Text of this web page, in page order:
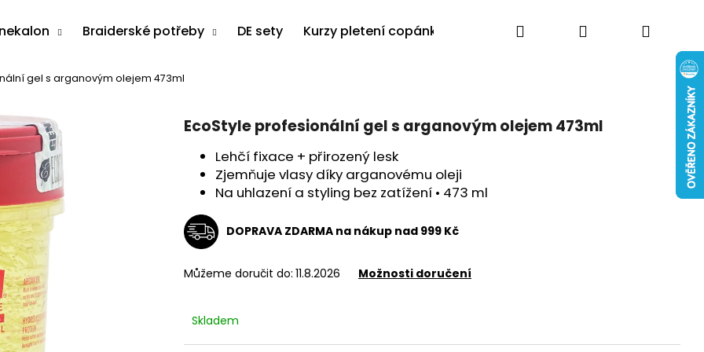
Braiderské potřeby DE sety Kurzy pletení copánků Výprodej Poradna Blog
Hledat Přihlášení
košík
gel s arganovým olejem 473ml
EcoStyle profesionální gel s arganovým olejem 473ml
Lehčí fixace + přirozený lesk
Zjemňuje vlasy díky arganovému oleji
Na uhlazení a styling bez zatížení • 473 ml
DOPRAVA ZDARMA na nákup nad 999 Kč
Můžeme doručit do: 11.8.2026 Možnosti doručení
Skladem
Co potřebujete najít?
Doporučujeme